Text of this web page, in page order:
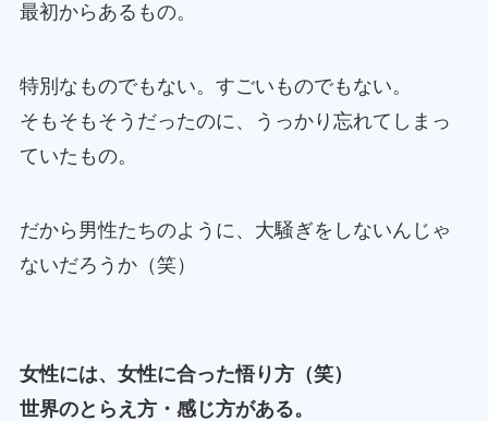
最初からあるもの。
特別なものでもない。すごいものでもない。
そもそもそうだったのに、うっかり忘れてしまっ
ていたもの。
だから男性たちのように、大騒ぎをしないんじゃ
ないだろうか（笑）
女性には、女性に合った悟り方（笑）
世界のとらえ方・感じ方がある。